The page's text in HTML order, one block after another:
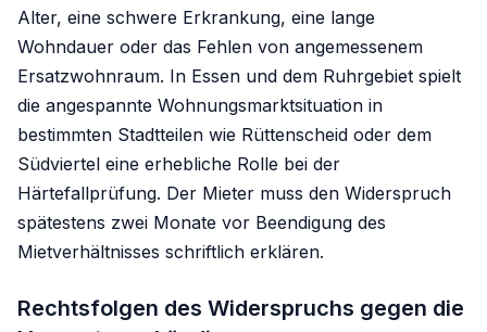
Alter, eine schwere Erkrankung, eine lange
Wohndauer oder das Fehlen von angemessenem
Ersatzwohnraum. In Essen und dem Ruhrgebiet spielt
die angespannte Wohnungsmarktsituation in
bestimmten Stadtteilen wie Rüttenscheid oder dem
Südviertel eine erhebliche Rolle bei der
Härtefallprüfung. Der Mieter muss den Widerspruch
spätestens zwei Monate vor Beendigung des
Mietverhältnisses schriftlich erklären.
Rechtsfolgen des Widerspruchs gegen die